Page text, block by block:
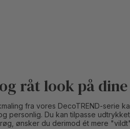
råt look på
fra vores DecoTREND-serie
Du kan tilpasse
ønsker du derimod ét mere